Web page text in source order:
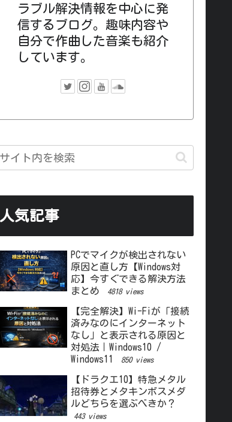
ラブル解決情報を中心に発
信するブログ。趣味内容や
自分で作曲した音楽も紹介
しています。
人気記事
PCでマイクが検出されない
原因と直し方【Windows対
応】今すぐできる解決方法
まとめ
4818 views
【完全解決】Wi-Fiが「接続
済みなのにインターネット
なし」と表示される原因と
対処法｜Windows10 /
Windows11
850 views
【ドラクエ10】特急メタル
招待券とメタキンボスメダ
ルどちらを選ぶべきか？
443 views